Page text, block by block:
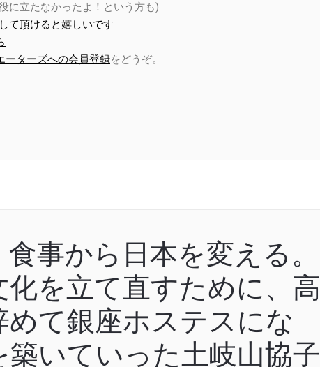
に立たなかったよ！という方も)
て頂けると嬉しいです
ーターズへの会員登録をどうぞ。
食事から日本を変える。
化を立て直すために、高
めて銀座ホステスにな
築いていった土岐山協子